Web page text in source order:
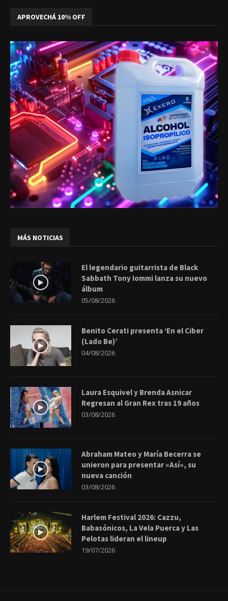
APROVECHÁ 10% OFF
MÁS NOTICIAS
El legendario guitarrista de Black
Sabbath Tony Iommi lanza su nuevo
álbum
05/08/2026
Benito Cerati presenta ‘En el Ciber
(Lado Be)’
04/08/2026
Laura Esquivel y Brenda Asnicar
Regresan al Gran Rex tras 19 años
03/08/2026
Abraham Mateo y María Becerra se
unieron para presentar «Así», su
nueva canción
03/08/2026
Harlem Festival 2026: Cazzu,
Babasónicos, La Vela Puerca y Las
Pelotas lideran el lineup
19/07/2026